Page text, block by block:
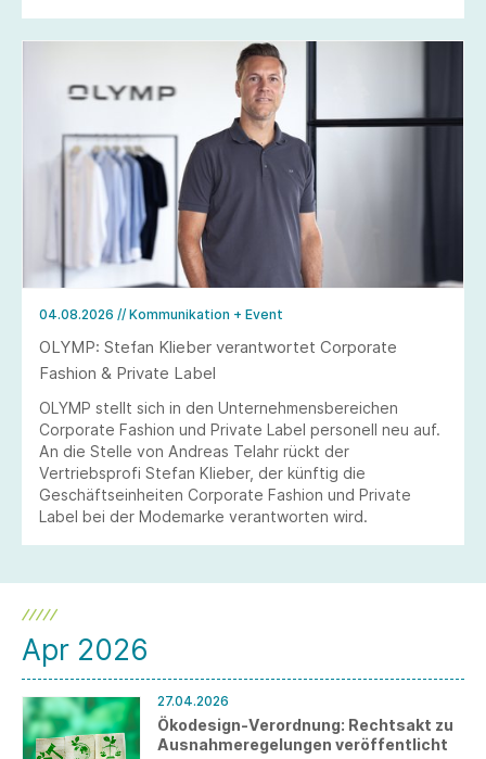
04.08.2026 // Kommunikation + Event
OLYMP: Stefan Klieber verantwortet Corporate
Fashion & Private Label
OLYMP stellt sich in den Unternehmensbereichen
Corporate Fashion und Private Label personell neu auf.
An die Stelle von Andreas Telahr rückt der
Vertriebsprofi Stefan Klieber, der künftig die
Geschäftseinheiten Corporate Fashion und Private
Label bei der Modemarke verantworten wird.
Apr 2026
27.04.2026
Ökodesign-Verordnung: Rechtsakt zu
Ausnahmeregelungen veröffentlicht